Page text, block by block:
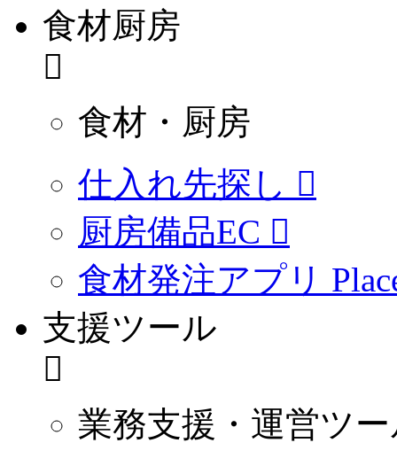
食材厨房
食材・厨房
仕入れ先探し
厨房備品EC
食材発注アプリ
支援ツール
業務支援・運営ツ